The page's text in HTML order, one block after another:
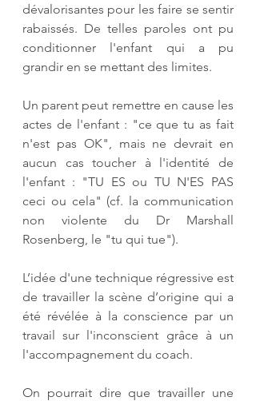
dévalorisantes pour les faire se sentir
rabaissés. De telles paroles ont pu
conditionner l'enfant qui a pu
grandir en se mettant des limites.
Un parent peut remettre en cause les
actes de l'enfant : "ce que tu as fait
n'est pas OK", mais ne devrait en
aucun cas toucher à l'identité de
l'enfant : "TU ES ou TU N'ES PAS
ceci ou cela" (cf. la communication
non violente du Dr Marshall
Rosenberg, le "tu qui tue").
L’idée d'une technique régressive est
de travailler la scène d’origine qui a
été révélée à la conscience par un
travail sur l'inconscient grâce à un
l'accompagnement du coach.
On pourrait dire que travailler une